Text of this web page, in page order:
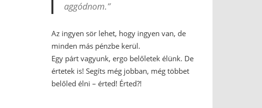
aggódnom.”
Az ingyen sör lehet, hogy ingyen van, de
minden más pénzbe kerül.
Egy párt vagyunk, ergo belőletek élünk. De
értetek is! Segíts még jobban, még többet
belőled élni – érted! Érted?!